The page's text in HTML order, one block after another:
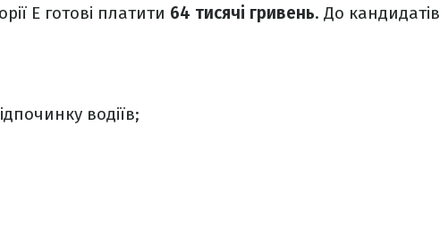
Е готові платити 64 тисячі гривень. До кандидатів
водіїв;